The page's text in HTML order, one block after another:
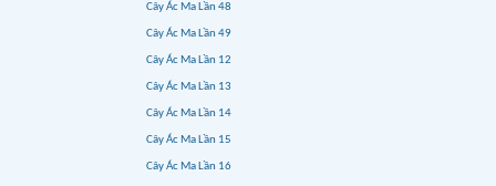
Cây Ác Ma Lần 48
Cây Ác Ma Lần 49
Cây Ác Ma Lần 12
Cây Ác Ma Lần 13
Cây Ác Ma Lần 14
Cây Ác Ma Lần 15
Cây Ác Ma Lần 16